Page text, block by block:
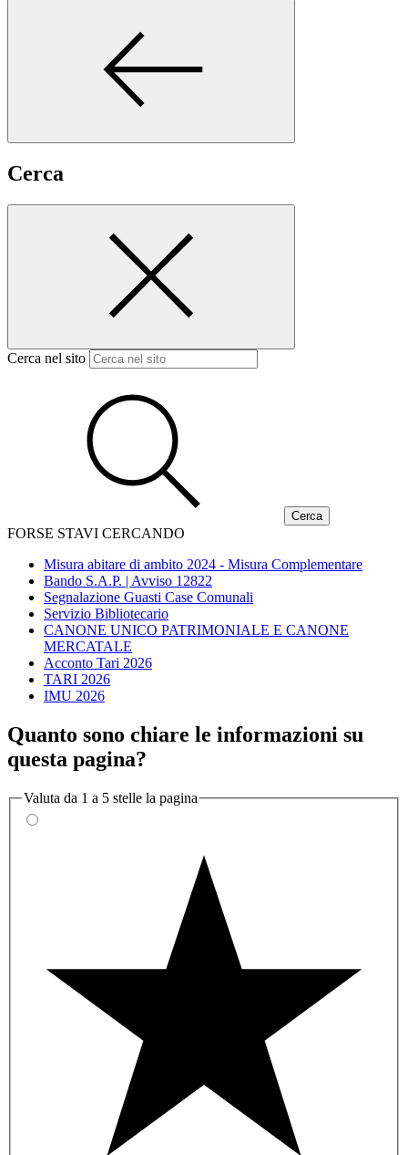
Cerca
Cerca nel sito
FORSE STAVI CERCANDO
Misura abitare di ambito 2024 - Misura Complementare
Bando S.A.P. | Avviso 12822
Segnalazione Guasti Case Comunali
Servizio Bibliotecario
CANONE UNICO PATRIMONIALE E CANONE
MERCATALE
Acconto Tari 2026
TARI 2026
IMU 2026
Quanto sono chiare le informazioni su
questa pagina?
Valuta da 1 a 5 stelle la pagina